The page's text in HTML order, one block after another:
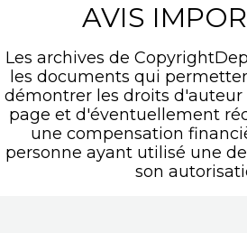
AVIS
Les archives de
les documents qui
démontrer les droits d'auteur
page et d'éventuellement
une compensation
personne ayant utilisé une
son